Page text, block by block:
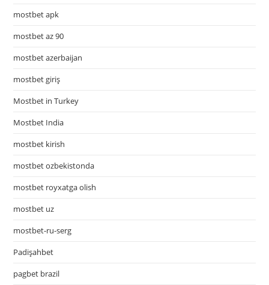
mostbet apk
mostbet az 90
mostbet azerbaijan
mostbet giriş
Mostbet in Turkey
Mostbet India
mostbet kirish
mostbet ozbekistonda
mostbet royxatga olish
mostbet uz
mostbet-ru-serg
Padişahbet
pagbet brazil